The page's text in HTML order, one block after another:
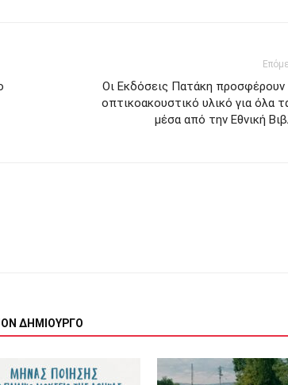
Οι Εκδόσεις Πατάκη
οπτικοακουστικό υλικό για όλα
μέσα από την Εθνική
ΔΗΜΙΟΥΡΓΟ